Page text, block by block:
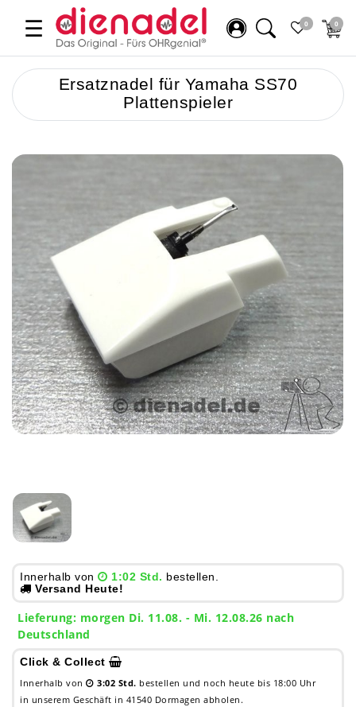
☰ 0 0
Ersatznadel für Yamaha SS70
Plattenspieler
Innerhalb von 1:02 Std. bestellen.
Versand Heute!
Lieferung: morgen Di. 11.08. - Mi. 12.08.26 nach
Deutschland
Click & Collect
Innerhalb von 3:02 Std. bestellen und noch heute bis 18:00 Uhr
in unserem Geschäft in 41540 Dormagen abholen.